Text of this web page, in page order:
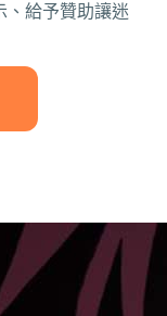
、給予贊助讓迷